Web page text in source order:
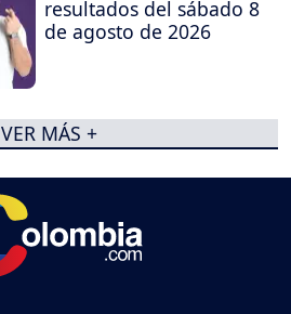
resultados del sábado 8
de agosto de 2026
VER MÁS +